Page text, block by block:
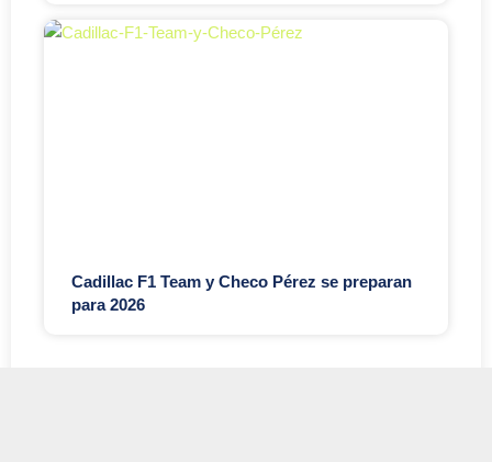
Cadillac F1 Team y Checo Pérez se preparan
para 2026